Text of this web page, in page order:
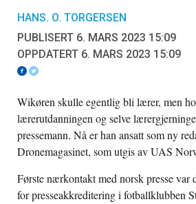
HANS. O. TORGERSEN
PUBLISERT 6. MARS 2023 15:09
OPPDATERT 6. MARS 2023 15:09
Wikøren skulle egentlig bli lærer, men
lærerutdanningen og selve
pressemann. Nå er han ansatt som ny
Dronemagasinet, som utgis av UAS
Første nærkontakt med norsk presse var
for presseakkreditering i fotballklubben